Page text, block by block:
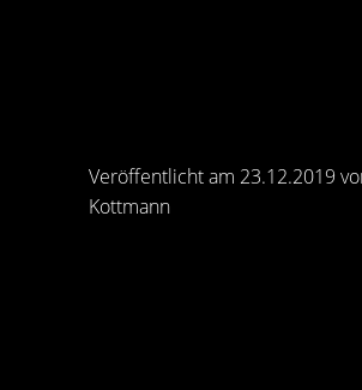
Veröffentlicht am 23.12.2019
Kottmann